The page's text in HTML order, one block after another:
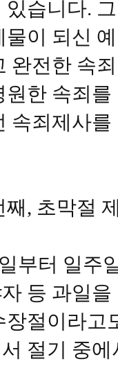
있습니다.
물이 되신
완전한 속
원한 속죄
속죄제사
째, 초막절
부터 일주
등 과일
장절이라고
절기 중